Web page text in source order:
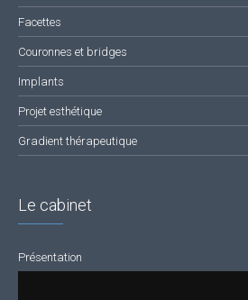
Facettes
Couronnes et bridges
Implants
Projet esthétique
Gradient thérapeutique
Le cabinet
Présentation